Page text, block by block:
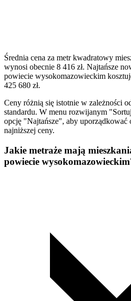
Średnia cena za metr kwadratowy
wynosi obecnie 8 416 zł. Najtańsze
powiecie wysokomazowieckim
425 680 zł.
Ceny różnią się istotnie w zależności
standardu. W menu rozwijanym
opcję "Najtańsze", aby uporządkować
najniższej ceny.
Jakie metraże mają
powiecie